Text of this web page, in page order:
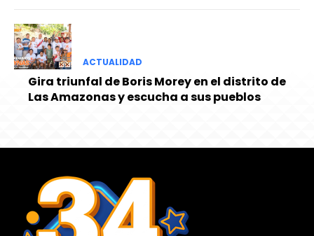
ACTUALIDAD
Gira triunfal de Boris Morey en el distrito de
Las Amazonas y escucha a sus pueblos